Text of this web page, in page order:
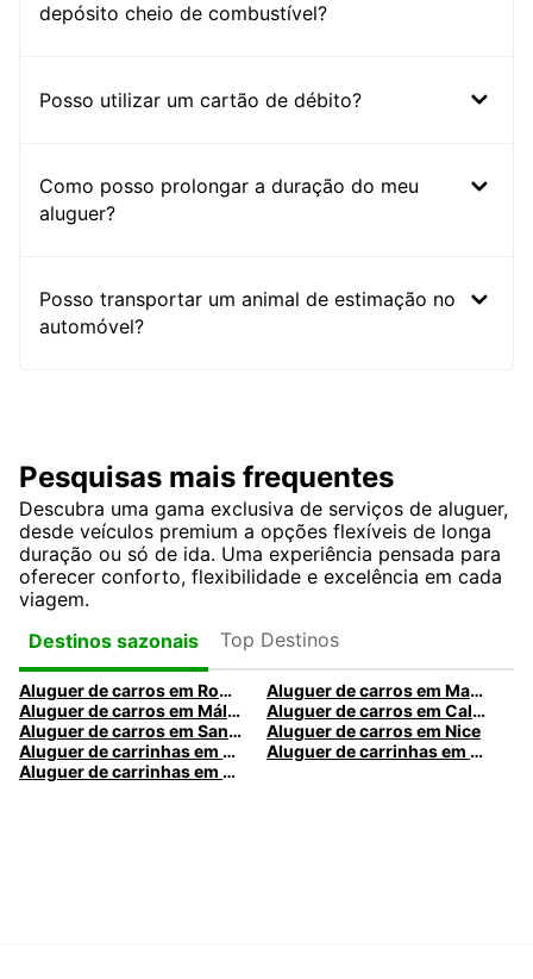
depósito cheio de combustível?
Posso utilizar um cartão de débito?
Como posso prolongar a duração do meu
aluguer?
Posso transportar um animal de estimação no
automóvel?
Pesquisas mais frequentes
Descubra uma gama exclusiva de serviços de aluguer,
desde veículos premium a opções flexíveis de longa
duração ou só de ida. Uma experiência pensada para
oferecer conforto, flexibilidade e excelência em cada
viagem.
Destinos sazonais
Top Destinos
Aluguer de carros em Roma
Aluguer de carros em Madrid
Aluguer de carros em Málaga
Aluguer de carros em Caldas da Rainha
Aluguer de carros em Santa Maria da Feira
Aluguer de carros em Nice
Aluguer de carrinhas em Nice
Aluguer de carrinhas em Santa Maria da Feira
Aluguer de carrinhas em Caldas da Rainha